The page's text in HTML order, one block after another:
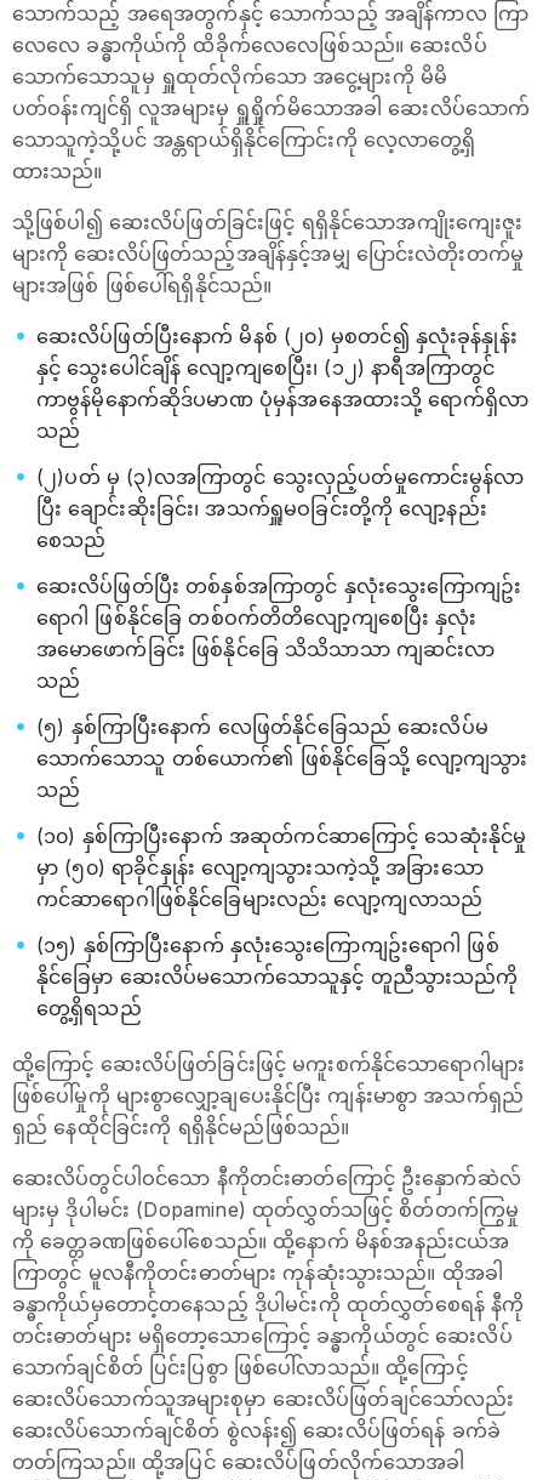
သောက်သည့် အရေအတွက်နှင့် သောက်သည့် အချိန်ကာလ ကြာ
လေလေ ခန္ဓာကိုယ်ကို ထိခိုက်လေလေဖြစ်သည်။ ဆေးလိပ်
သောက်သောသူမှ ရှူထုတ်လိုက်သော အငွေ့များကို မိမိ
ပတ်ဝန်းကျင်ရှိ လူအများမှ ရှူရှိုက်မိသောအခါ ဆေးလိပ်သောက်
သောသူကဲ့သို့ပင် အန္တရာယ်ရှိနိုင်ကြောင်းကို လေ့လာတွေ့ရှိ
ထားသည်။
သို့ဖြစ်ပါ၍ ဆေးလိပ်ဖြတ်ခြင်းဖြင့် ရရှိနိုင်သောအကျိုးကျေးဇူး
များကို ဆေးလိပ်ဖြတ်သည့်အချိန်နှင့်အမျှ ပြောင်းလဲတိုးတက်မှု
များအဖြစ် ဖြစ်ပေါ်ရရှိနိုင်သည်။
ဆေးလိပ်ဖြတ်ပြီးနောက် မိနစ် (၂၀) မှစတင်၍ နှလုံးခုန်နှုန်း
နှင့် သွေးပေါင်ချိန် လျော့ကျစေပြီး၊ (၁၂) နာရီအကြာတွင်
ကာဗွန်မိုနောက်ဆိုဒ်ပမာဏ ပုံမှန်အနေအထားသို့ ရောက်ရှိလာ
သည်
(၂)ပတ် မှ (၃)လအကြာတွင် သွေးလှည့်ပတ်မှုကောင်းမွန်လာ
ပြီး ချောင်းဆိုးခြင်း၊ အသက်ရှူမဝခြင်းတို့ကို လျော့နည်း
စေသည်
ဆေးလိပ်ဖြတ်ပြီး တစ်နှစ်အကြာတွင် နှလုံးသွေးကြောကျဥ်း
ရောဂါ ဖြစ်နိုင်ခြေ တစ်ဝက်တိတိလျော့ကျစေပြီး နှလုံး
အမောဖောက်ခြင်း ဖြစ်နိုင်ခြေ သိသိသာသာ ကျဆင်းလာ
သည်
(၅) နှစ်ကြာပြီးနောက် လေဖြတ်နိုင်ခြေသည် ဆေးလိပ်မ
သောက်သောသူ တစ်ယောက်၏ ဖြစ်နိုင်ခြေသို့ လျော့ကျသွား
သည်
(၁၀) နှစ်ကြာပြီးနောက် အဆုတ်ကင်ဆာကြောင့် သေဆုံးနိုင်မှု
မှာ (၅၀) ရာခိုင်နှုန်း လျော့ကျသွားသကဲ့သို့ အခြားသော
ကင်ဆာရောဂါဖြစ်နိုင်ခြေများလည်း လျော့ကျလာသည်
(၁၅) နှစ်ကြာပြီးနောက် နှလုံးသွေးကြောကျဥ်းရောဂါ ဖြစ်
နိုင်ခြေမှာ ဆေးလိပ်မသောက်သောသူနှင့် တူညီသွားသည်ကို
တွေ့ရှိရသည်
ထို့ကြောင့် ဆေးလိပ်ဖြတ်ခြင်းဖြင့် မကူးစက်နိုင်သောရောဂါများ
ဖြစ်ပေါ်မှုကို များစွာလျှော့ချပေးနိုင်ပြီး ကျန်းမာစွာ အသက်ရှည်
ရှည် နေထိုင်ခြင်းကို ရရှိနိုင်မည်ဖြစ်သည်။
ဆေးလိပ်တွင်ပါဝင်သော နီကိုတင်းဓာတ်ကြောင့် ဦးနှောက်ဆဲလ်
များမှ ဒိုပါမင်း (Dopamine) ထုတ်လွှတ်သဖြင့် စိတ်တက်ကြွမှု
ကို ခေတ္တခဏဖြစ်ပေါ်စေသည်။ ထို့နောက် မိနစ်အနည်းငယ်အ
ကြာတွင် မူလနီကိုတင်းဓာတ်များ ကုန်ဆုံးသွားသည်။ ထိုအခါ
ခန္ဓာကိုယ်မှတောင့်တနေသည့် ဒိုပါမင်းကို ထုတ်လွှတ်စေရန် နီကို
တင်းဓာတ်များ မရှိတော့သောကြောင့် ခန္ဓာကိုယ်တွင် ဆေးလိပ်
သောက်ချင်စိတ် ပြင်းပြစွာ ဖြစ်ပေါ်လာသည်။ ထို့ကြောင့်
ဆေးလိပ်သောက်သူအများစုမှာ ဆေးလိပ်ဖြတ်ချင်သော်လည်း
ဆေးလိပ်သောက်ချင်စိတ် စွဲလန်း၍ ဆေးလိပ်ဖြတ်ရန် ခက်ခဲ
တတ်ကြသည်။ ထို့အပြင် ဆေးလိပ်ဖြတ်လိုက်သောအခါ